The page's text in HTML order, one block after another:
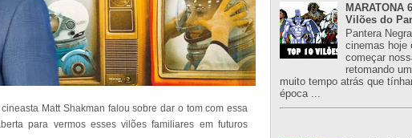
Matt Shakman falou sobre dar o tom com essa
para vermos esses vilões familiares em futuros
MARATONA
Vilões do
Pantera
cinemas hoje
começar
retomando
muito tempo atrás que
época ...